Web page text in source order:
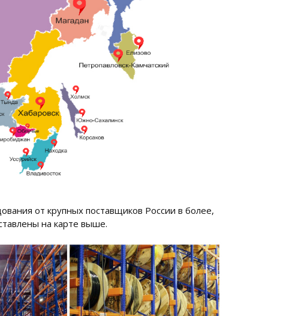
от крупных поставщиков России в более,
на карте выше.